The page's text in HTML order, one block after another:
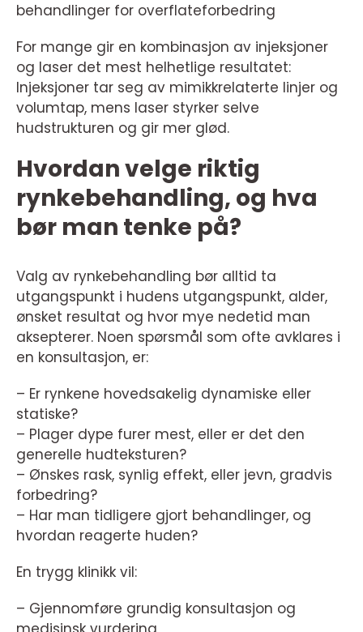
behandlinger for overflateforbedring
For mange gir en kombinasjon av injeksjoner
og laser det mest helhetlige resultatet:
Injeksjoner tar seg av mimikkrelaterte linjer og
volumtap, mens laser styrker selve
hudstrukturen og gir mer glød.
Hvordan velge riktig
rynkebehandling, og hva
bør man tenke på?
Valg av rynkebehandling bør alltid ta
utgangspunkt i hudens utgangspunkt, alder,
ønsket resultat og hvor mye nedetid man
aksepterer. Noen spørsmål som ofte avklares i
en konsultasjon, er:
– Er rynkene hovedsakelig dynamiske eller
statiske?
– Plager dype furer mest, eller er det den
generelle hudteksturen?
– Ønskes rask, synlig effekt, eller jevn, gradvis
forbedring?
– Har man tidligere gjort behandlinger, og
hvordan reagerte huden?
En trygg klinikk vil:
– Gjennomføre grundig konsultasjon og